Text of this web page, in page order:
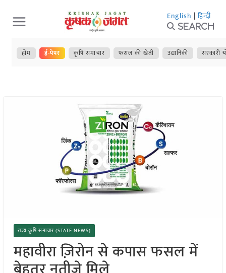
Skip
to
content
English | हिन्दी
Search
होम ई-पेपर कृषि समाचार फसल की खेती उद्यानिकी सरकारी
राज्य कृषि समाचार (STATE NEWS)
महावीरा ज़िरोन से कपास फसल में